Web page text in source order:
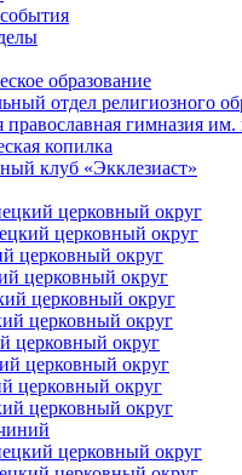
образование
отдел религиозного
православная гимназия
копилка
клуб «Экклезиаст»
церковный округ
церковный округ
церковный округ
церковный округ
церковный округ
церковный округ
церковный округ
церковный округ
церковный округ
церковный округ
церковный округ